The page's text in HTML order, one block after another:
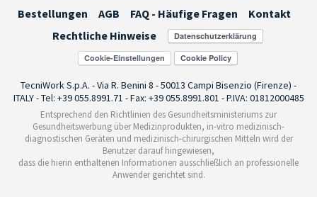
Bestellungen
AGB FAQ - Häufige Fragen
Kontakt
Rechtliche Hinweise
Cookie-Einstellungen
TecniWork S.p.A. - Via R. Benini 8 - 50013 Campi Bisenzio (Firenze) -
ITALY - Tel: +39 055.8991.71 - Fax: +39 055.8991.801 - P.IVA: 01812000485
Entsprechend den Richtlinien des Gesundheitsministeriums zur
Gesundheitswerbung über Medizinprodukten, in-vitro medizinisch-
diagnostischen Geräten und medizinisch-chirurgischen Mitteln wird der
Benutzer darauf hingewiesen,
dass die hierin enthaltenen Informationen ausschließlich an professionelle
Anwender gerichtet sind.